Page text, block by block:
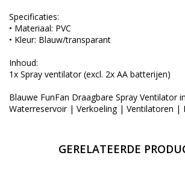
Specificaties:
• Materiaal: PVC
• Kleur: Blauw/transparant
Inhoud:
1x Spray ventilator (excl. 2x AA batterijen)
Blauwe FunFan Draagbare Spray Ventilator
Waterreservoir | Verkoeling | Ventilatoren |
GERELATEERDE